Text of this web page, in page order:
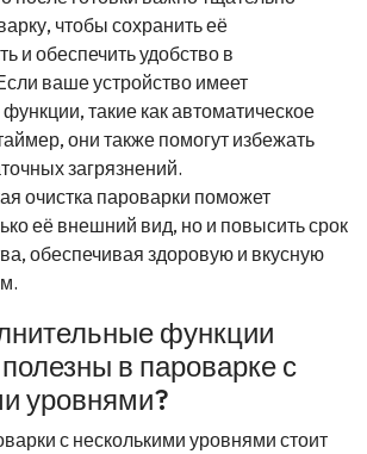
чтобы сохранить её
и обеспечить удобство в
ваше устройство имеет
такие как автоматическое
они также помогут избежать
загрязнений.
очистка пароварки поможет
её внешний вид, но и повысить срок
обеспечивая здоровую и вкусную
функции
в пароварке с
уровнями?
с несколькими уровнями стоит